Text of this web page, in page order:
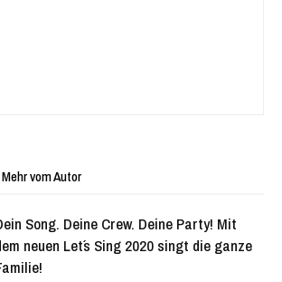
Mehr vom Autor
Song. Deine Crew. Deine Party! Mit
neuen Let´s Sing 2020 singt die ganze